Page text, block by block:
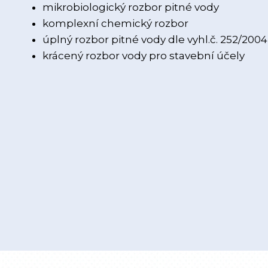
mikrobiologický rozbor pitné vody
komplexní chemický rozbor
úplný rozbor pitné vody dle vyhl.č. 252/2004
krácený rozbor vody pro stavební účely